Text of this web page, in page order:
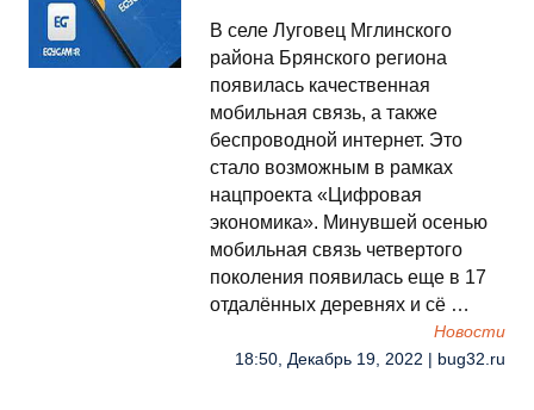
В селе Луговец Мглинского
района Брянского региона
появилась качественная
мобильная связь, а также
беспроводной интернет. Это
стало возможным в рамках
нацпроекта «Цифровая
экономика». Минувшей осенью
мобильная связь четвертого
поколения появилась еще в 17
отдалённых деревнях и сё …
Новости
18:50, Декабрь 19, 2022 | bug32.ru